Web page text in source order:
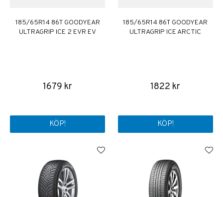
185/65R14 86T GOODYEAR
ULTRAGRIP ICE 2 EVR EV
1679 kr
KÖP!
185/65R14 86T GOODYEAR
ULTRAGRIP ICE ARCTIC
1822 kr
KÖP!